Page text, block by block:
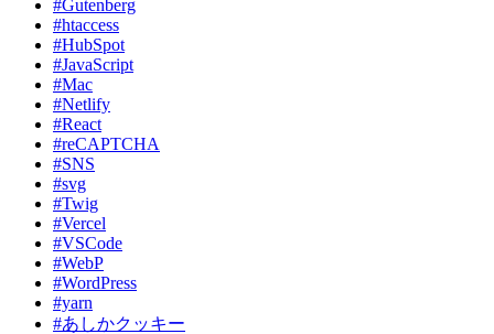
#Gutenberg
#htaccess
#HubSpot
#JavaScript
#Mac
#Netlify
#React
#reCAPTCHA
#SNS
#svg
#Twig
#Vercel
#VSCode
#WebP
#WordPress
#yarn
#あしかクッキー